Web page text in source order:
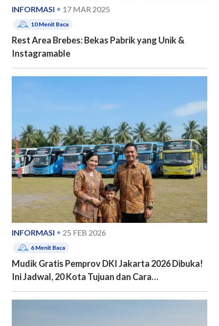
INFORMASI 17 MAR 2025
10Menit Baca
Rest Area Brebes: Bekas Pabrik yang Unik &
Instagramable
INFORMASI 25 FEB 2026
6 Menit Baca
Mudik Gratis Pemprov DKI Jakarta 2026 Dibuka!
Ini Jadwal, 20 Kota Tujuan dan Cara
Pendaftarannya